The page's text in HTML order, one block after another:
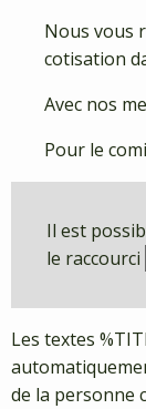
Nous vous
cotisation
Avec nos
Pour le
Il est
le raccourci
Les textes
de la personne